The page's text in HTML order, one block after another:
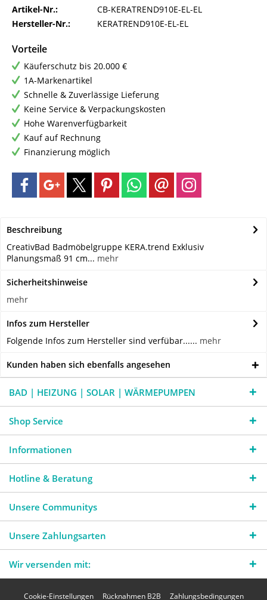
Artikel-Nr.:
CB-KERATREND910E-EL-EL
Hersteller-Nr.:
KERATREND910E-EL-EL
Vorteile
Käuferschutz bis 20.000 €
1A-Markenartikel
Schnelle & Zuverlässige Lieferung
Keine Service & Verpackungskosten
Hohe Warenverfügbarkeit
Kauf auf Rechnung
Finanzierung möglich
Beschreibung
CreativBad Badmöbelgruppe KERA.trend Exklusiv
Planungsmaß 91 cm... mehr
Sicherheitshinweise
mehr
Infos zum Hersteller
Folgende Infos zum Hersteller sind verfübar...... mehr
Kunden haben sich ebenfalls angesehen
BAD | HEIZUNG | SOLAR | WÄRMEPUMPEN
Shop Service
Informationen
Hotline & Beratung
Unsere Communitys
Unsere Zahlungsarten
Wir versenden mit:
Cookie-Einstellungen Rücknahmen B2B Zahlungsbedingungen